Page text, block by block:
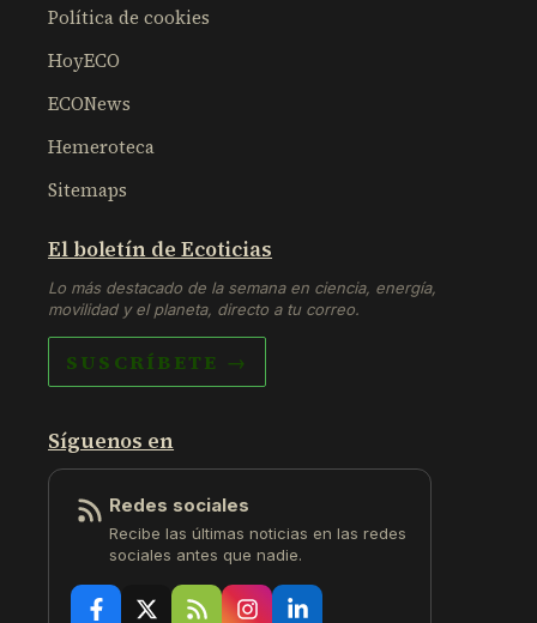
Política de cookies
HoyECO
ECONews
Hemeroteca
Sitemaps
El boletín de Ecoticias
Lo más destacado de la semana en ciencia, energía,
movilidad y el planeta, directo a tu correo.
SUSCRÍBETE →
Síguenos en
Redes sociales
Recibe las últimas noticias en las redes
sociales antes que nadie.